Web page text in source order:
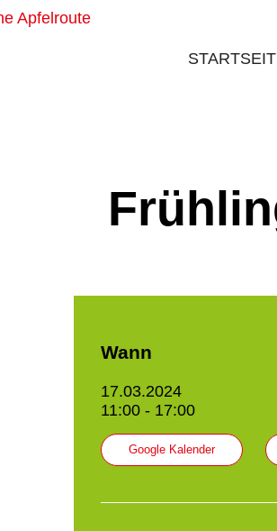
Wann
17.03.2024
11:00 - 17:00
Google Kalender